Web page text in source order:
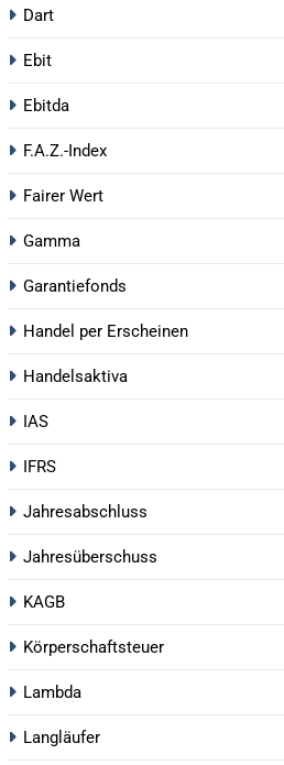
Dart
Ebit
Ebitda
F.A.Z.-Index
Fairer Wert
Gamma
Garantiefonds
Handel per Erscheinen
Handelsaktiva
IAS
IFRS
Jahresabschluss
Jahresüberschuss
KAGB
Körperschaftsteuer
Lambda
Langläufer